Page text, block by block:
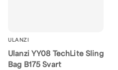
ULANZI
Ulanzi YY08 TechLite Sling
Bag B175 Svart